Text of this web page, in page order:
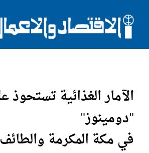
"دومينوز"
في مكة المكرمة والطائف